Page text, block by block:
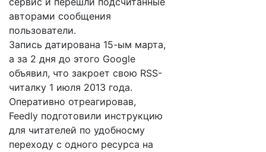
авторами сообщения
пользователи.
Запись датирована 15-ым марта,
а за 2 дня до этого Google
объявил, что закроет свою RSS-
читалку 1 июля 2013 года.
Оперативно отреагировав,
Feedly подготовили инструкцию
для читателей по удобносму
переходу с одного ресурса на